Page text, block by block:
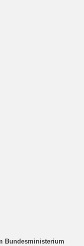
Bundesministerium